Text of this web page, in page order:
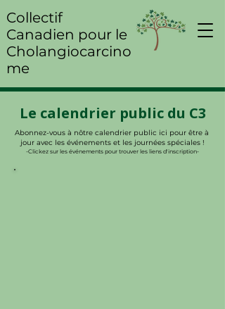
Collectif
Canadien pour le
Cholangiocarcino
me
Le calendrier public du C3
Abonnez-vous à nôtre calendrier public ici pour être à
jour avec les événements et les journées spéciales !
-Clickez sur les événements pour trouver les liens d'inscription-